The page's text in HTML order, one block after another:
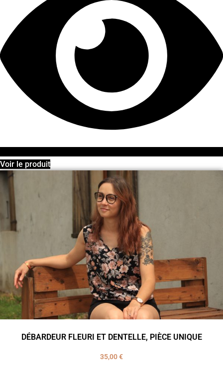
Voir le produit
DÉBARDEUR FLEURI ET DENTELLE, PIÈCE UNIQUE
35,00€